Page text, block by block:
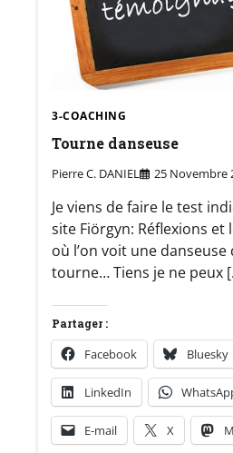
3-COACHING
Tourne danseuse
Pierre C. DANIEL 25 Novembre
Je viens de faire le test
site Fiörgyn: Réflexions et
où l’on voit une danseuse
tourne… Tiens je ne peux
Partager :
Facebook Bluesky
LinkedIn
E-mail X